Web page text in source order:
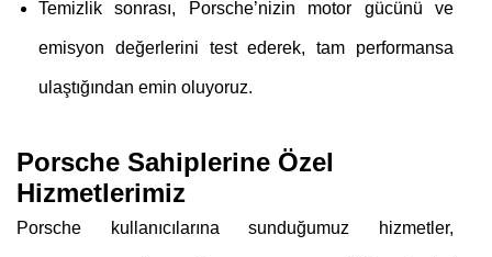
Temizlik sonrası, Porsche’nizin motor gücünü ve
emisyon değerlerini test ederek, tam performansa
ulaştığından emin oluyoruz.
Porsche Sahiplerine Özel
Hizmetlerimiz
Porsche kullanıcılarına sunduğumuz hizmetler,